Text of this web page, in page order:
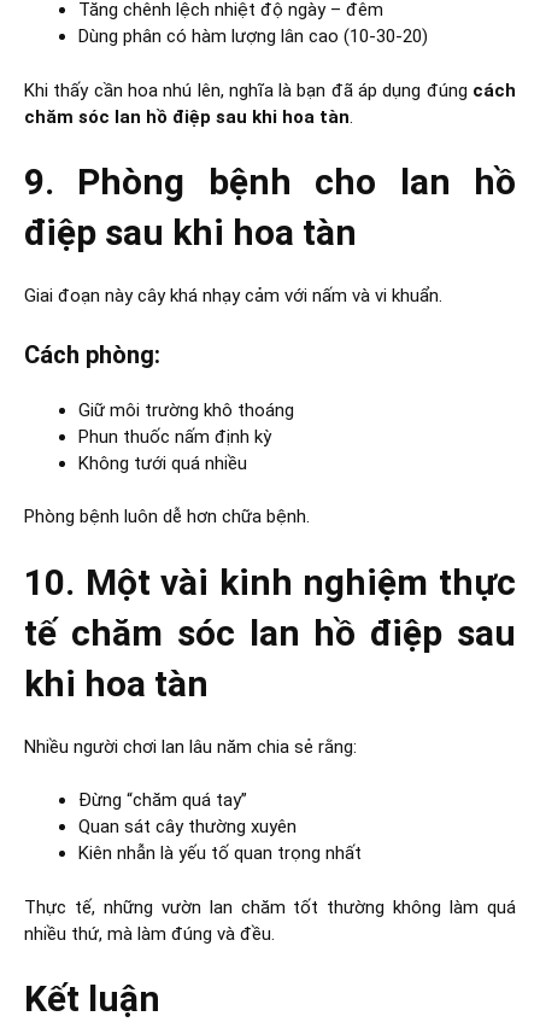
Tăng chênh lệch nhiệt độ ngày – đêm
Dùng phân có hàm lượng lân cao (10-30-20)
Khi thấy cần hoa nhú lên, nghĩa là bạn đã áp dụng đúng cách
chăm sóc lan hồ điệp sau khi hoa tàn.
9. Phòng bệnh cho lan hồ
điệp sau khi hoa tàn
Giai đoạn này cây khá nhạy cảm với nấm và vi khuẩn.
Cách phòng:
Giữ môi trường khô thoáng
Phun thuốc nấm định kỳ
Không tưới quá nhiều
Phòng bệnh luôn dễ hơn chữa bệnh.
10. Một vài kinh nghiệm thực
tế chăm sóc lan hồ điệp sau
khi hoa tàn
Nhiều người chơi lan lâu năm chia sẻ rằng:
Đừng “chăm quá tay”
Quan sát cây thường xuyên
Kiên nhẫn là yếu tố quan trọng nhất
Thực tế, những vườn lan chăm tốt thường không làm quá
nhiều thứ, mà làm đúng và đều.
Kết luận